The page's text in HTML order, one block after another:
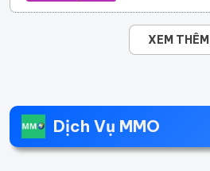
XEM THÊM
Dịch Vụ MMO